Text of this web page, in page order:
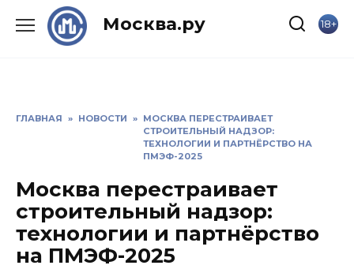
Москва.ру 18+
ГЛАВНАЯ » НОВОСТИ » МОСКВА ПЕРЕСТРАИВАЕТ
СТРОИТЕЛЬНЫЙ НАДЗОР:
ТЕХНОЛОГИИ И ПАРТНЁРСТВО НА
ПМЭФ-2025
Москва перестраивает
строительный надзор:
технологии и партнёрство
на ПМЭФ-2025